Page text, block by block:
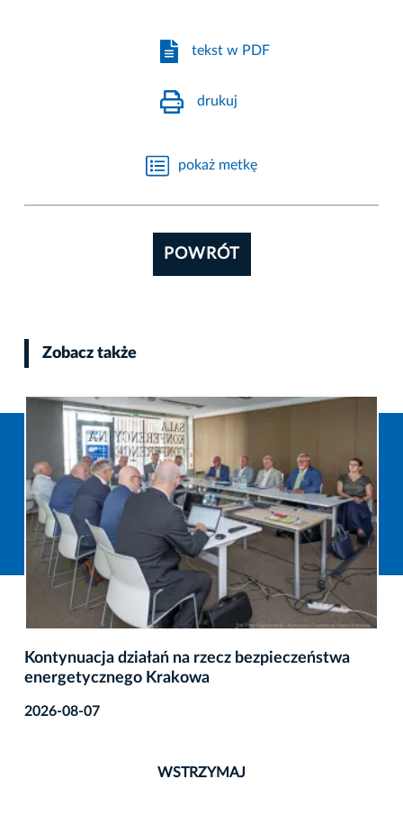
tekst w PDF
drukuj
pokaż metkę
POWRÓT
Zobacz także
Kontynuacja działań na rzecz bezpieczeństwa
energetycznego Krakowa
2026-08-07
WSTRZYMAJ